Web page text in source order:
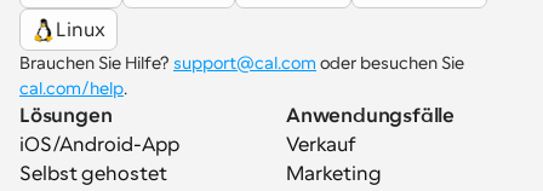
Linux
Brauchen Sie Hilfe? support@cal.com
cal.com/help.
Lösungen
iOS/Android-App
Selbst gehostet
Anwendungsfälle
Verkauf
Marketing